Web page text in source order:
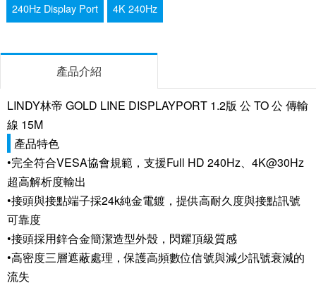
240Hz Display Port 4K 240Hz
產品介紹
LINDY林帝 GOLD LINE DISPLAYPORT 1.2版 公 TO 公 傳輸
線 15M
產品特色
•完全符合VESA協會規範，支援Full HD 240Hz、4K@30Hz
超高解析度輸出
•接頭與接點端子採24k純金電鍍，提供高耐久度與接點訊號
可靠度
•接頭採用鋅合金簡潔造型外殼，閃耀頂級質感
•高密度三層遮蔽處理，保護高頻數位信號與減少訊號衰減的
流失